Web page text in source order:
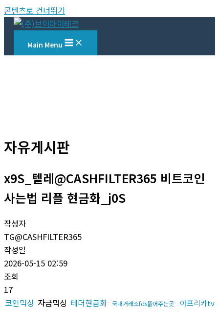
콘텐츠로 건너뛰기
Main Menu
자유게시판
x9S_텔레@CASHFILTER365 비트코인
사는법 리플 현금화_j0S
작성자
TG@CASHFILTER365
작성일
2026-05-15 02:59
조회
17
코인믹싱 자금믹싱 테더현금화 국내거래소fds뚫어주는곳
아프리카tv